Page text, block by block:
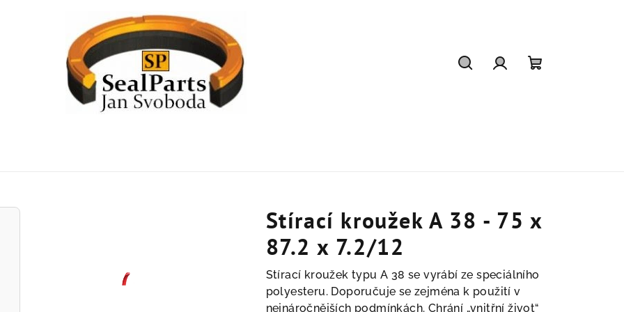
Stírací kroužek A 38 - 75 x
87.2 x 7.2/12
Stírací kroužek typu A 38 se vyrábí ze speciálního
polyesteru. Doporučuje se zejména k použití v
nejnáročnějších podmínkách. Chrání „vnitřní život“